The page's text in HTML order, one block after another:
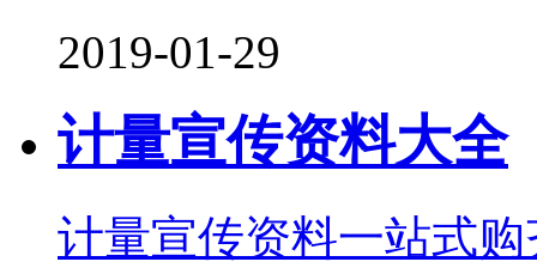
2019-01-29
计量宣传资料大全
计量宣传资料一站式购